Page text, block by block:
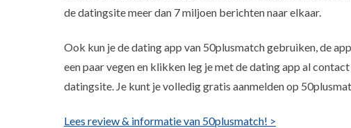
de datingsite meer dan 7 miljoen berichten naar elkaar.
Ook kun je de dating app van 50plusmatch gebruiken, de
een paar vegen en klikken leg je met de dating app al
datingsite. Je kunt je volledig gratis aanmelden op
Lees review & informatie van 50plusmatch! >